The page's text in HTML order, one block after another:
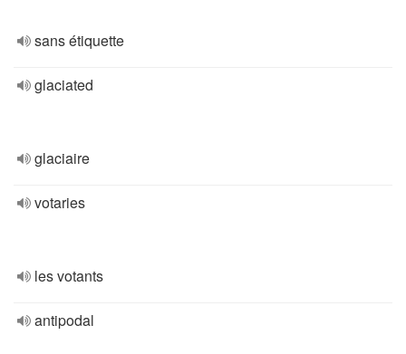
sans étiquette
glaciated
glaciaire
votaries
les votants
antipodal